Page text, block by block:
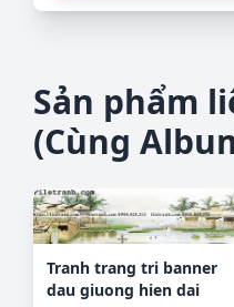
Sản phẩm
(Cùng
Tranh trang tri banner
dau giuong hien dai